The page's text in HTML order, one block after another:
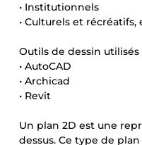
• Institutionnels
• Culturels et récréatifs,
Outils de dessin utilisés
• AutoCAD
• Archicad
• Revit
Un plan 2D est une
dessus. Ce type de